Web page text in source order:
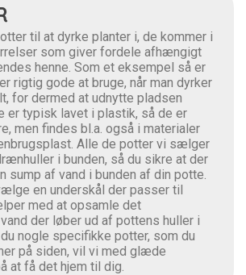
til at dyrke planter i, de kommer i
som giver fordele afhængigt
henne. Som et eksempel så er
rigtig gode at bruge, når man dyrker
for dermed at udnytte pladsen
er typisk lavet i plastik, så de er
men findes bl.a. også i materialer
Alle de potter vi sælger
i bunden, så du sikre at der
sump af vand i bunden af din potte.
en underskål der passer til
med at opsamle det
der løber ud af pottens huller i
nogle specifikke potter, som du
på siden, vil vi med glæde
at få det hjem til dig.